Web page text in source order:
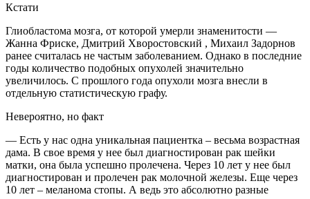
Кстати
Глиобластома мозга, от которой умерли знаменитости —
Жанна Фриске, Дмитрий Хворостовский , Михаил Задорнов
ранее считалась не частым заболеванием. Однако в последние
годы количество подобных опухолей значительно
увеличилось. С прошлого года опухоли мозга внесли в
отдельную статистическую графу.
Невероятно, но факт
— Есть у нас одна уникальная пациентка – весьма возрастная
дама. В свое время у нее был диагностирован рак шейки
матки, она была успешно пролечена. Через 10 лет у нее был
диагностирован и пролечен рак молочной железы. Еще через
10 лет – меланома стопы. А ведь это абсолютно разные